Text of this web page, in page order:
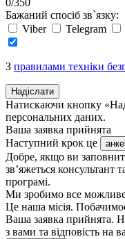
Бажаний спосіб зв`язку:
Viber
Telegram
З правилами техніки
Надіслати
Натискаючи кнопку
персональних даних.
Ваша заявка прийнята
Наступний крок це
Добре, якщо ви
зв’яжеться консультант
програмі.
Ми зробимо все
Це наша місія.
Ваша заявка прийнята.
з вами та відповість на